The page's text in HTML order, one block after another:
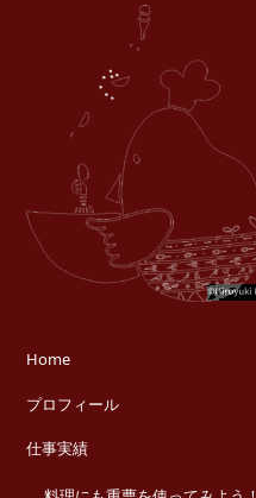
Home
プロフィール
仕事実績